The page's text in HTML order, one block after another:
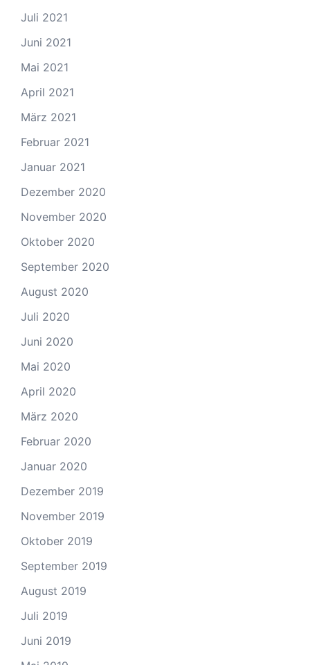
Juli 2021
Juni 2021
Mai 2021
April 2021
März 2021
Februar 2021
Januar 2021
Dezember 2020
November 2020
Oktober 2020
September 2020
August 2020
Juli 2020
Juni 2020
Mai 2020
April 2020
März 2020
Februar 2020
Januar 2020
Dezember 2019
November 2019
Oktober 2019
September 2019
August 2019
Juli 2019
Juni 2019